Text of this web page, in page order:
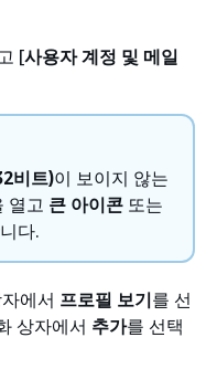
[사용자 계정 및 메일
비트)이 보이지 않는
열고 큰 아이콘 또는
다.
에서 프로필 보기를 선
상자에서 추가를 선택